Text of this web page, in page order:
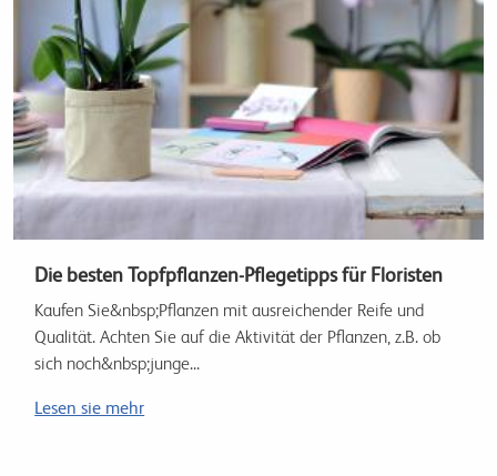
Die besten Topfpflanzen-Pflegetipps für Floristen
Kaufen Sie&nbsp;Pflanzen mit ausreichender Reife und
Qualität. Achten Sie auf die Aktivität der Pflanzen, z.B. ob
sich noch&nbsp;junge...
Lesen sie mehr